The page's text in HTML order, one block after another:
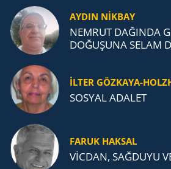
AYDIN NİKBAY
NEMRUT DAĞINDA
DOĞUŞUNA SELAM
İLTER GÖZKAYA-
SOSYAL ADALET
FARUK HAKSAL
VİCDAN, SAĞ­DU­YU